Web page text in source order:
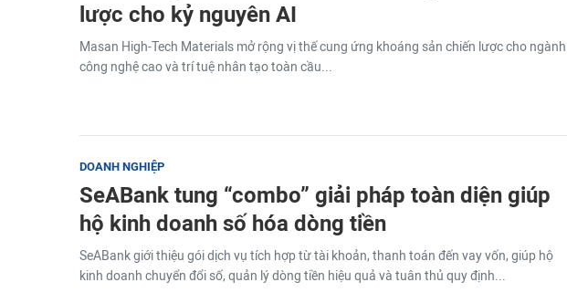
lược cho kỷ nguyên AI
Masan High-Tech Materials mở rộng vị thế cung ứng khoáng sản chiến lược cho ngành
công nghệ cao và trí tuệ nhân tạo toàn cầu...
DOANH NGHIỆP
SeABank tung “combo” giải pháp toàn diện giúp
hộ kinh doanh số hóa dòng tiền
SeABank giới thiệu gói dịch vụ tích hợp từ tài khoản, thanh toán đến vay vốn, giúp hộ
kinh doanh chuyển đổi số, quản lý dòng tiền hiệu quả và tuân thủ quy định...